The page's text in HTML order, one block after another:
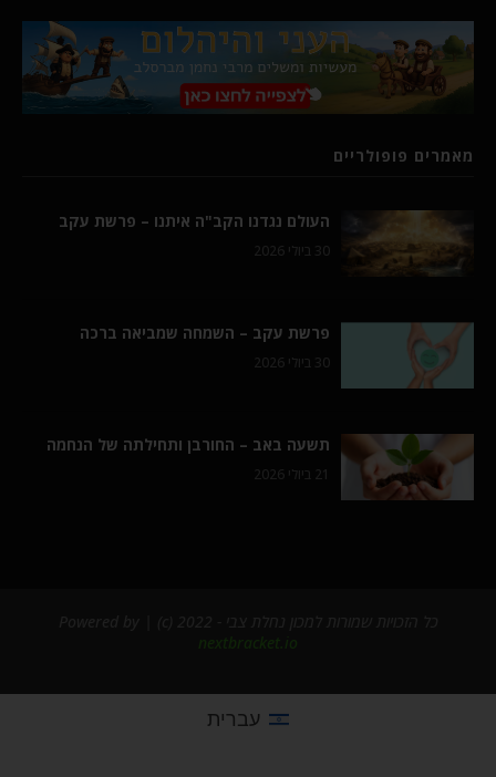
מאמרים פופולריים
העולם נגדנו הקב"ה איתנו – פרשת עקב
30 ביולי 2026
פרשת עקב – השמחה שמביאה ברכה
30 ביולי 2026
תשעה באב – החורבן ותחילתה של הנחמה
21 ביולי 2026
nextbracket.io
עברית